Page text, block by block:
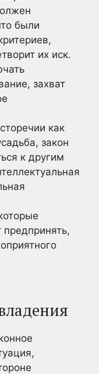
были
их иск.
захват
как
закон
к другим